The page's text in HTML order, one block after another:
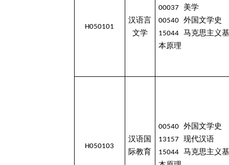
H050101
汉语言
文学
00037 美学
00540 外国文学史
15044 马克思主义基
本原理
H050103
汉语国
际教育
00540 外国文学史
13157 现代汉语
15044 马克思主义基